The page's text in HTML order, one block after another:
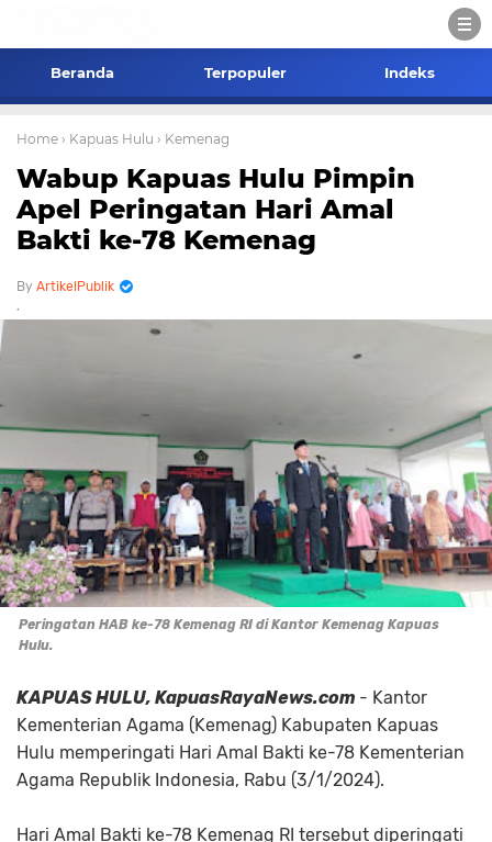
Beranda Terpopuler Indeks
Home › Kapuas Hulu › Kemenag
Wabup Kapuas Hulu Pimpin
Apel Peringatan Hari Amal
Bakti ke-78 Kemenag
ArtikelPublik
Peringatan HAB ke-78 Kemenag RI di Kantor Kemenag Kapuas
Hulu.
KAPUAS HULU, KapuasRayaNews.com - Kantor
Kementerian Agama (Kemenag) Kabupaten Kapuas
Hulu memperingati Hari Amal Bakti ke-78 Kementerian
Agama Republik Indonesia, Rabu (3/1/2024).
Hari Amal Bakti ke-78 Kemenag RI tersebut diperingati